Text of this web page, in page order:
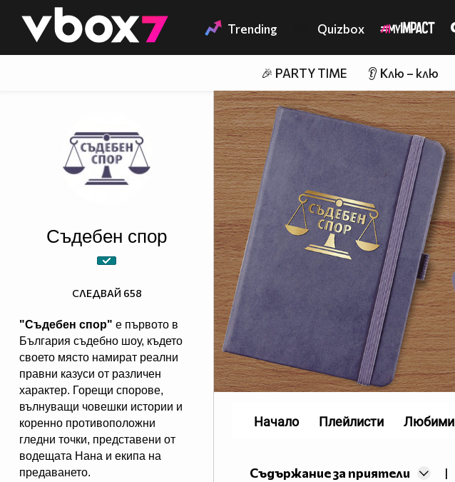
👾 Trending Quizbox
🎉 PARTY TIME 👂 Клю – клю
Съдебен спор
"Съдебен спор" е първото в
България съдебно шоу, където
своето място намират реални
правни казуси от различен
характер. Горещи спорове,
вълнуващи човешки истории и
коренно противоположни
гледни точки, представени от
водещата Нана и екипа на
предаването.
СЛЕДВАЙ 658
Съдържание за приятели |
Начало Плейлисти Любими